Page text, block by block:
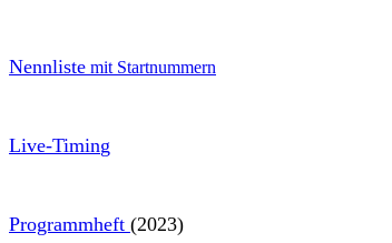
Nennliste mit Startnummern
Live-Timing
Programmheft (2023)